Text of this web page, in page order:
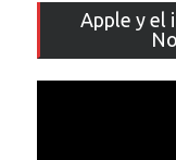
Apple y el